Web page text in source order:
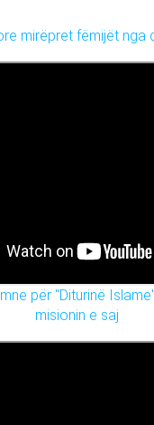
mirëpret fëmijët nga
për "Diturinë
misionin e saj